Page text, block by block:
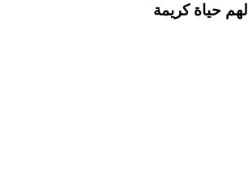
حياة كريمة